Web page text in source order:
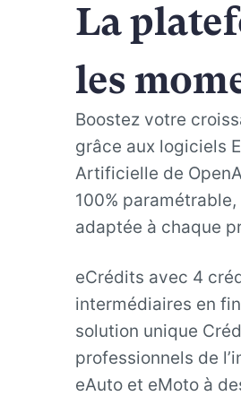
Boostez votre
grâce aux logiciels
Artificielle de
100%
adaptée à chaque
eCrédits avec 4
intermédiaires en
solution unique
professionnels de
eAuto et eMoto à
La
les